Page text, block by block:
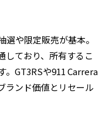
や限定販売が基本。
しており、所有するこ
。GT3RSや911 Carrera
ランド価値とリセール